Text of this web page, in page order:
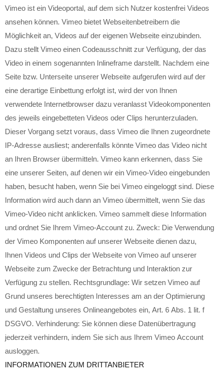
Vimeo ist ein Videoportal, auf dem sich Nutzer kostenfrei Videos
ansehen können. Vimeo bietet Webseitenbetreibern die
Möglichkeit an, Videos auf der eigenen Webseite einzubinden.
Dazu stellt Vimeo einen Codeausschnitt zur Verfügung, der das
Video in einem sogenannten Inlineframe darstellt. Nachdem eine
Seite bzw. Unterseite unserer Webseite aufgerufen wird auf der
eine derartige Einbettung erfolgt ist, wird der von Ihnen
verwendete Internetbrowser dazu veranlasst Videokomponenten
des jeweils eingebetteten Videos oder Clips herunterzuladen.
Dieser Vorgang setzt voraus, dass Vimeo die Ihnen zugeordnete
IP-Adresse ausliest; anderenfalls könnte Vimeo das Video nicht
an Ihren Browser übermitteln. Vimeo kann erkennen, dass Sie
eine unserer Seiten, auf denen wir ein Vimeo-Video eingebunden
haben, besucht haben, wenn Sie bei Vimeo eingeloggt sind. Diese
Information wird auch dann an Vimeo übermittelt, wenn Sie das
Vimeo-Video nicht anklicken. Vimeo sammelt diese Information
und ordnet Sie Ihrem Vimeo-Account zu. Zweck: Die Verwendung
der Vimeo Komponenten auf unserer Webseite dienen dazu,
Ihnen Videos und Clips der Webseite von Vimeo auf unserer
Webseite zum Zwecke der Betrachtung und Interaktion zur
Verfügung zu stellen. Rechtsgrundlage: Wir setzen Vimeo auf
Grund unseres berechtigten Interesses am an der Optimierung
und Gestaltung unseres Onlineangebotes ein, Art. 6 Abs. 1 lit. f
DSGVO. Verhinderung: Sie können diese Datenübertragung
jederzeit verhindern, indem Sie sich aus Ihrem Vimeo Account
ausloggen.
INFORMATIONEN ZUM DRITTANBIETER